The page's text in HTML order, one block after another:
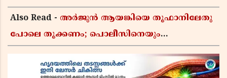
Also Read - അർജുൻ ആയങ്കിയെ തൂഫാനിലേതു
പോലെ തൂക്കണം; പൊലീസിനെയും
ജയരാജൻ